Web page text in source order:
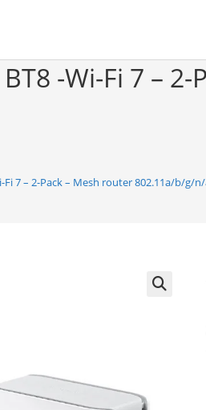
BT8 -Wi-Fi 7 –
Fi 7 – 2-Pack – Mesh router 802.11a/b/g/